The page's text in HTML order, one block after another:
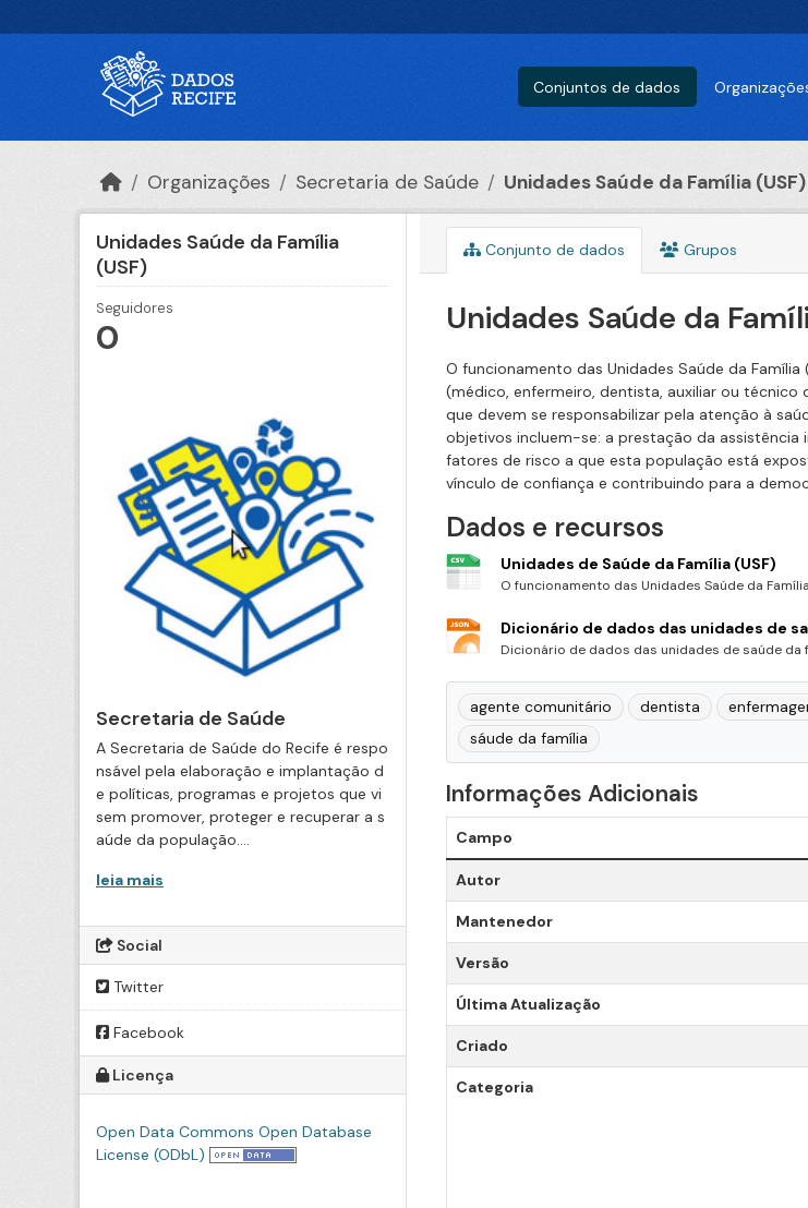
Conjuntos de dados
Organizações Secretaria de Saúde Unidades Saúde da Família (USF)
Unidades Saúde da Família
(USF)
Seguidores
0
Secretaria de Saúde
A Secretaria de Saúde do Recife é respo
nsável pela elaboração e implantação d
e políticas, programas e projetos que vi
sem promover, proteger e recuperar a s
aúde da população....
leia mais
Social
Twitter
Facebook
Licença
Open Data Commons Open Database
License (ODbL)
Conjunto de dados Grupos
Unidades Saúde da
O funcionamento das Unidades Saúde da
(médico, enfermeiro, dentista, auxiliar ou técnico
que devem se responsabilizar pela atenção à
objetivos incluem-se: a prestação da
fatores de risco a que esta população está
vínculo de confiança e contribuindo para a
Dados e recursos
Unidades de Saúde da Família (USF)
O funcionamento das Unidades Saúde da
Dicionário de dados das unidades de
Dicionário de dados das unidades de saúde da
agente comunitário dentista
sáude da família
Informações Adicionais
Campo
Autor
Mantenedor
Versão
Última Atualização
Criado
Categoria